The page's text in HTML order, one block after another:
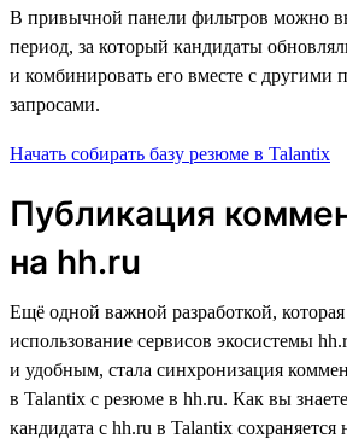
В привычной панели фильтров можно
период, за который кандидаты
и комбинировать его вместе с другими
запросами.
Начать собирать базу резюме в Talantix
Публикация
на hh.ru
Ещё одной важной разработкой,
использование сервисов экосистемы
и удобным, стала синхронизация
в Talantix с резюме в hh.ru. Как вы
кандидата с hh.ru в Talantix сохраняется